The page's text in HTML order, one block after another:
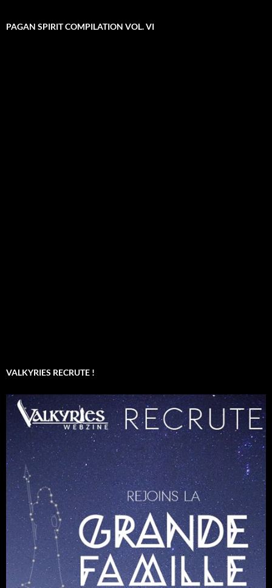
PAGAN SPIRIT COMPILATION VOL. VI
VALKYRIES RECRUTE !